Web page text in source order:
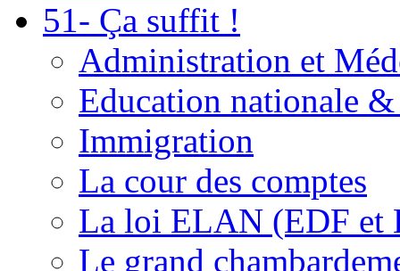
51- Ça suffit !
Administration et
Education nationale
Immigration
La cour des comptes
La loi ELAN (EDF et
Le grand